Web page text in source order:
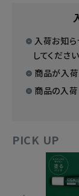
入荷お知ら
してください
商品が入荷
商品の入荷
PICK UP